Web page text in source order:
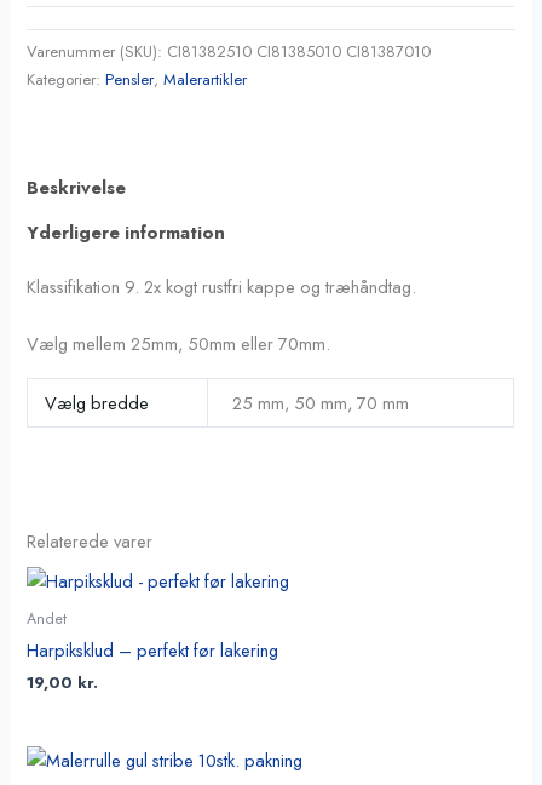
Varenummer (SKU): CI81382510 CI81385010 CI81387010
Kategorier:Pensler,Malerartikler
Beskrivelse
Yderligere information
Klassifikation 9. 2x kogt rustfri kappe og træhåndtag.
Vælg mellem 25mm, 50mm eller 70mm.
Vælg bredde 25 mm, 50 mm, 70 mm
Relaterede varer
Andet
Harpiksklud – perfekt før lakering
19,00 kr.